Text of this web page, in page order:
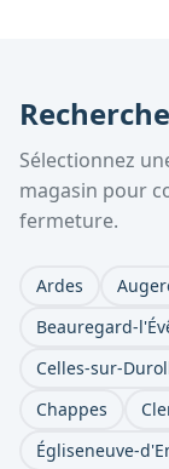
Sélectionnez
magasin pour
fermeture.
Ardes
Beauregard-
Celles-sur-
Chappes
Égliseneuve-